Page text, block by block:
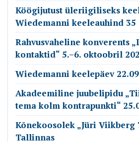
Köögijutust üleriigiliseks
Wiedemanni keeleauhind 35
Rahvusvaheline konverents
kontaktid“ 5.–6. oktoobril
Wiedemanni keelepäev
Akadeemiline juubelipidu
tema kolm kontrapunkti“
Kõnekoosolek „Jüri Viikberg
Tallinnas